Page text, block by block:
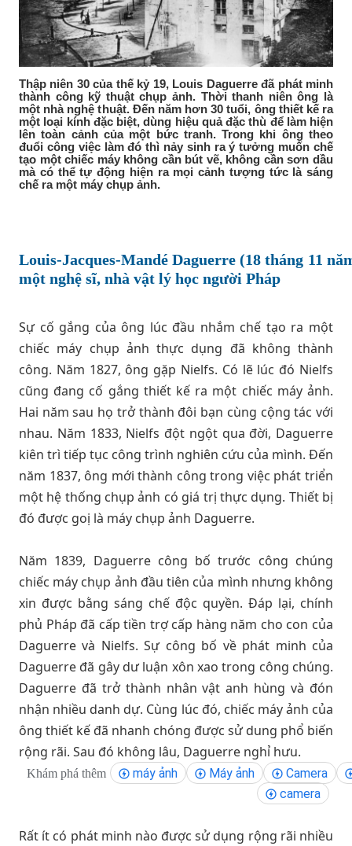
Thập niên 30 của thế kỷ 19, Louis Daguerre đã phát minh
thành công kỹ thuật chụp ảnh. Thời thanh niên ông là
một nhà nghệ thuật. Đến năm hơn 30 tuổi, ông thiết kế ra
một loại kính đặc biệt, dùng hiệu quả đặc thù để làm hiện
lên toàn cảnh của một bức tranh. Trong khi ông theo
đuổi công việc làm đó thì nảy sinh ra ý tưởng muốn chế
tạo một chiếc máy không cần bút vẽ, không cần sơn dầu
mà có thể tự động hiện ra mọi cảnh tượng tức là sáng
chế ra một máy chụp ảnh.
Louis-Jacques-Mandé Daguerre (18 tháng 11
một nghệ sĩ, nhà vật lý học người Pháp
Sự cố gắng của ông lúc đầu nhắm chế tạo ra một
chiếc máy chụp ảnh thực dụng đã không thành
công. Năm 1827, ông gặp Nielfs. Có lẽ lúc đó Nielfs
cũng đang cố gắng thiết kế ra một chiếc máy ảnh.
Hai năm sau họ trở thành đôi bạn cùng cộng tác với
nhau. Năm 1833, Nielfs đột ngột qua đời, Daguerre
kiên trì tiếp tục công trình nghiên cứu của mình. Đến
năm 1837, ông mới thành công trong việc phát triển
một hệ thống chụp ảnh có giá trị thực dụng. Thiết bị
đó được goị là máy chụp ảnh Daguerre.
Năm 1839, Daguerre công bố trước công chúng
chiếc máy chụp ảnh đầu tiên của mình nhưng không
xin được bằng sáng chế độc quyền. Đáp lại, chính
phủ Pháp đã cấp tiền trợ cấp hàng năm cho con của
Daguerre và Nielfs. Sự công bố về phát minh của
Daguerre đã gây dư luận xôn xao trong công chúng.
Daguerre đã trở thành nhân vật anh hùng và đón
nhận nhiều danh dự. Cùng lúc đó, chiếc máy ảnh của
ông thiết kế đã nhanh chóng được sử dung phổ biến
rộng rãi. Sau đó không lâu, Daguerre nghỉ hưu.
Khám phá thêm máy ảnh Máy ảnh
Camera
camera
Rất ít có phát minh nào được sử dụng rộng rãi nhiều